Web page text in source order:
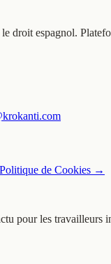
droit espagnol.
Politique de Cookies →
pour les travailleurs